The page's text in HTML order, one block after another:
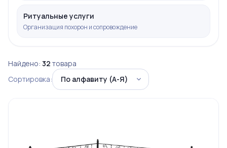
Ритуальные услуги
Организация похорон и сопровождение
Найдено: 32 товара
Сортировка: